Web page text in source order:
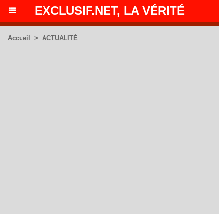
EXCLUSIF.NET, LA VÉRITÉ
Accueil > ACTUALITÉ